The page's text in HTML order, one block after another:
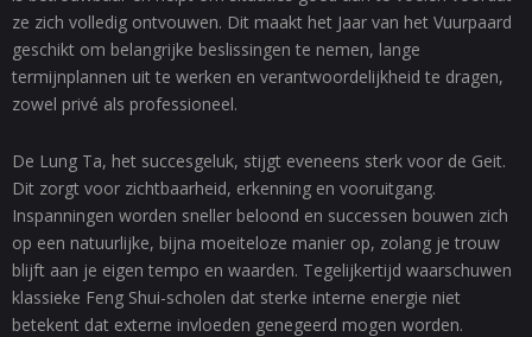
ze zich volledig ontvouwen. Dit maakt het Jaar van het Vuurpaard
geschikt om belangrijke beslissingen te nemen, lange
termijnplannen uit te werken en verantwoordelijkheid te dragen,
zowel privé als professioneel.
De Lung Ta, het succesgeluk, stijgt eveneens sterk voor de Geit.
Dit zorgt voor zichtbaarheid, erkenning en vooruitgang.
Inspanningen worden sneller beloond en successen bouwen zich
op een natuurlijke, bijna moeiteloze manier op, zolang je trouw
blijft aan je eigen tempo en waarden. Tegelijkertijd waarschuwen
klassieke Feng Shui-scholen dat sterke interne energie niet
betekent dat externe invloeden genegeerd mogen worden.